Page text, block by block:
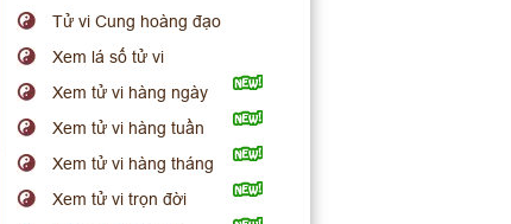
Tử vi Cung hoàng đạo
Xem lá số tử vi
Xem tử vi hàng ngày
Xem tử vi hàng tuần
Xem tử vi hàng tháng
Xem tử vi trọn đời